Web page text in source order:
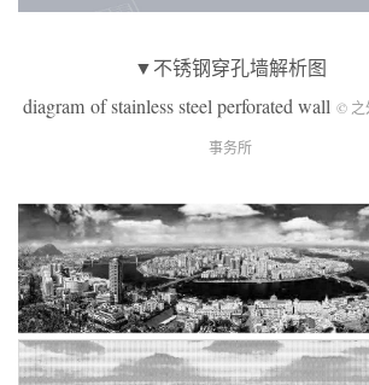
▼不锈钢穿孔墙解析图
diagram of stainless steel perforated wall © 之
事务所